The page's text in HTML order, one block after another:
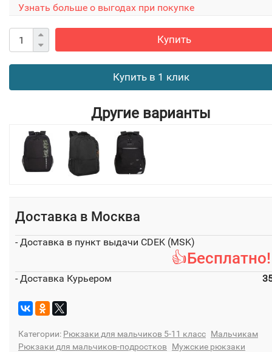
Узнать больше о выгодах при покупке
Купить
Купить в 1 клик
Другие варианты
Доставка в Москва
- Доставка в пункт выдачи CDEK (MSK)
- Доставка Курьером
Категории: Рюкзаки для мальчиков 5-11 класс Мальчикам
Рюкзаки для мальчиков-подростков
Мужские рюкзаки